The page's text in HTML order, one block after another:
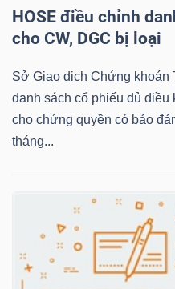
HOSE điều chỉnh
cho CW, DGC bị loại
Sở Giao dịch Chứng khoán
danh sách cổ phiếu đủ
cho chứng quyền có bảo
tháng...
PHIẾU
TRÁI
PHIẾU